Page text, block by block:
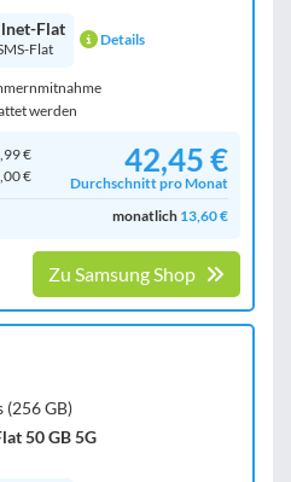
Flat
Flat Details
werden
€
€ 42,45 €
Durchschnitt pro Monat
monatlich 13,60 €
Zu Samsung Shop
(256 GB)
50 GB 5G